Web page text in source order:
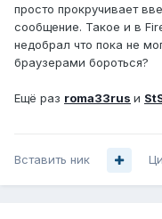
просто прокручивает
сообщение. Такое и в
недобрал что пока не
браузерами бороться?
Ещё раз roma33rus и
Вставить ник